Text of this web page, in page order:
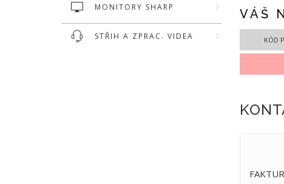
MONITORY SHARP
STŘIH A ZPRAC. VIDEA
VÁŠ
KÓD